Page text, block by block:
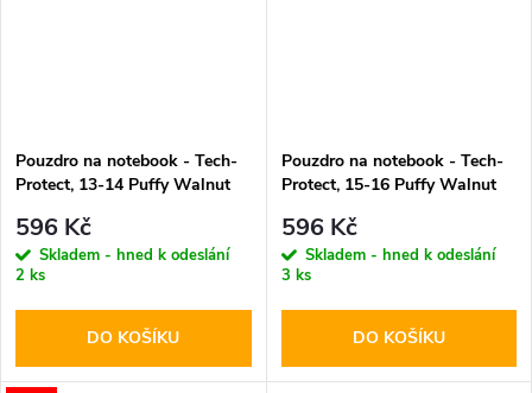
Pouzdro na notebook - Tech-
Protect, 13-14 Puffy Walnut
596 Kč
Skladem - hned k odeslání
2 ks
DO KOŠÍKU
Pouzdro na notebook - Tech-
Protect, 15-16 Puffy Walnut
596 Kč
Skladem - hned k odeslání
3 ks
DO KOŠÍKU